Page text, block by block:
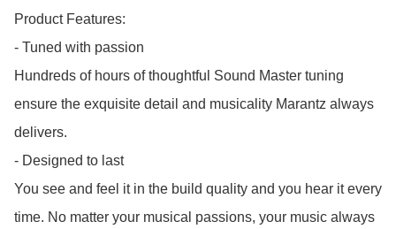
Product Features:
- Tuned with passion
Hundreds of hours of thoughtful Sound Master tuning
ensure the exquisite detail and musicality Marantz always
delivers.
- Designed to last
You see and feel it in the build quality and you hear it every
time. No matter your musical passions, your music always